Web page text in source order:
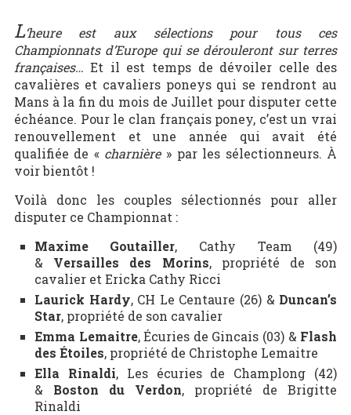
L‘heure est aux sélections pour tous ces
Championnats d’Europe qui se dérouleront sur terres
françaises… Et il est temps de dévoiler celle des
cavalières et cavaliers poneys qui se rendront au
Mans à la fin du mois de Juillet pour disputer cette
échéance. Pour le clan français poney, c’est un vrai
renouvellement et une année qui avait été
qualifiée de « charnière» par les sélectionneurs. À
voir bientôt !
Voilà donc les couples sélectionnés pour aller
disputer ce Championnat :
Maxime Goutailler, Cathy Team (49)
& Versailles des Morins, propriété de son
cavalier et Ericka Cathy Ricci
Laurick Hardy, CH Le Centaure (26) & Duncan’s
Star, propriété de son cavalier
Emma Lemaitre, Écuries de Gincais (03) & Flash
des Étoiles, propriété de Christophe Lemaitre
Ella Rinaldi, Les écuries de Champlong (42)
& Boston du Verdon, propriété de Brigitte
Rinaldi